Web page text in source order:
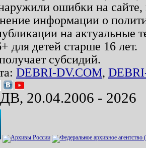
ошибки на
информации о
на актуальные
для детей старше 16 лет.
субсидий.
DEBRI-DV.COM,
20.04.2006 - 2026